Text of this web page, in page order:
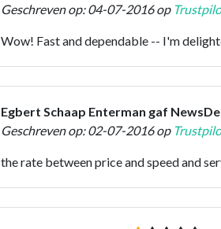
Geschreven op: 04-07-2016 op
Wow! Fast and dependable -- I'm
Egbert Schaap Enterman gaf
Geschreven op: 02-07-2016 op
the rate between price and speed and